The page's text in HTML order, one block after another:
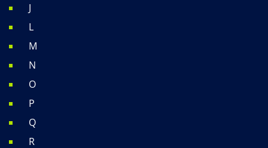
J
L
M
N
O
P
Q
R